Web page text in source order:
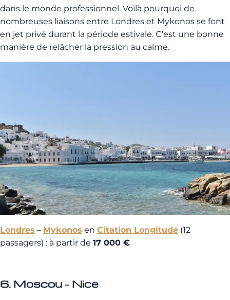
dans le monde professionnel. Voilà pourquoi de
nombreuses liaisons entre Londres et Mykonos se font
en jet privé durant la période estivale. C’est une bonne
manière de relâcher la pression au calme.
Londres – Mykonos en Citation Longitude (12
passagers) : à partir de 17 000 €
6. Moscou – Nice